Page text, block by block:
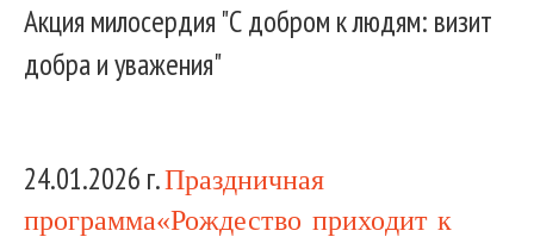
Акция милосердия "С добром к людям: визит
добра и уважения"
24.01.2026 г.Праздничная
программа«Рождество приходит к